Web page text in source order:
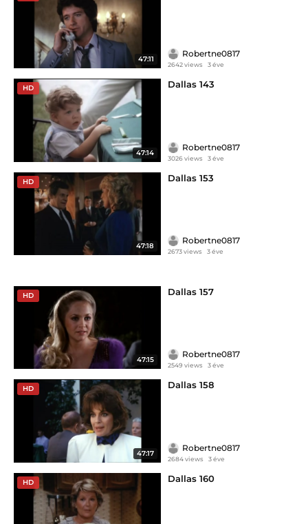
47:11
Robertne0817
2642 views 3 éve
HD
47:14
Dallas 143
Robertne0817
3026 views 3 éve
HD
47:18
Dallas 153
Robertne0817
2673 views 3 éve
HD
47:15
Dallas 157
Robertne0817
2549 views 3 éve
HD
47:17
Dallas 158
Robertne0817
2684 views 3 éve
HD Dallas 160